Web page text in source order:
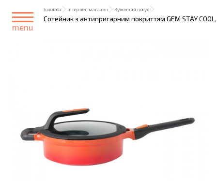
menu
Головна Інтернет-магазин Кухонний посуд
Сотейник з антипригарним покриттям GEM STAY